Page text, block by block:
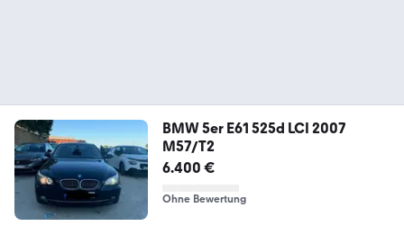
BMW 5er E61 525d LCI 2007
M57/T2
6.400 €
Ohne Bewertung